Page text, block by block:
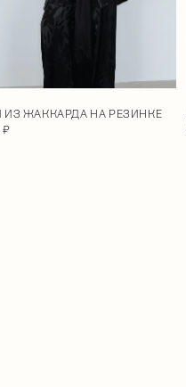
ИЗ ЖАККАРДА НА РЕЗИНКЕ
₽